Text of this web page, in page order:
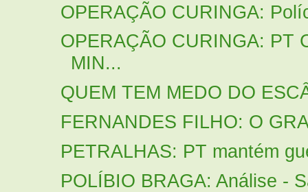
OPERAÇÃO CURINGA:
OPERAÇÃO CURINGA: PT
MIN...
QUEM TEM MEDO DO
FERNANDES FILHO: O
PETRALHAS: PT mantém
POLÍBIO BRAGA: Análise -